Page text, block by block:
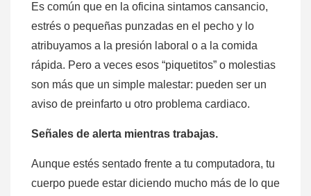
Es común que en la oficina sintamos cansancio,
estrés o pequeñas punzadas en el pecho y lo
atribuyamos a la presión laboral o a la comida
rápida. Pero a veces esos “piquetitos” o molestias
son más que un simple malestar: pueden ser un
aviso de preinfarto u otro problema cardiaco.
Señales de alerta mientras trabajas.
Aunque estés sentado frente a tu computadora, tu
cuerpo puede estar diciendo mucho más de lo que